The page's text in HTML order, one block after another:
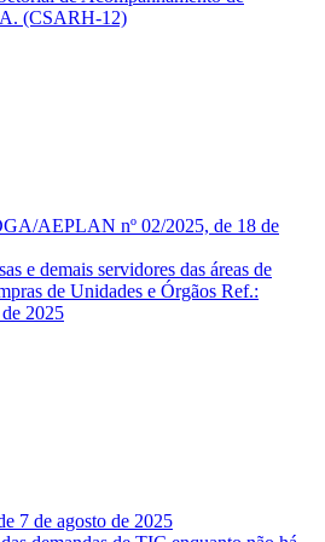
(CSARH-12)
AEPLAN nº 02/2025, de 18 de
e demais servidores das áreas de
de Unidades e Órgãos Ref.:
2025
7 de agosto de 2025